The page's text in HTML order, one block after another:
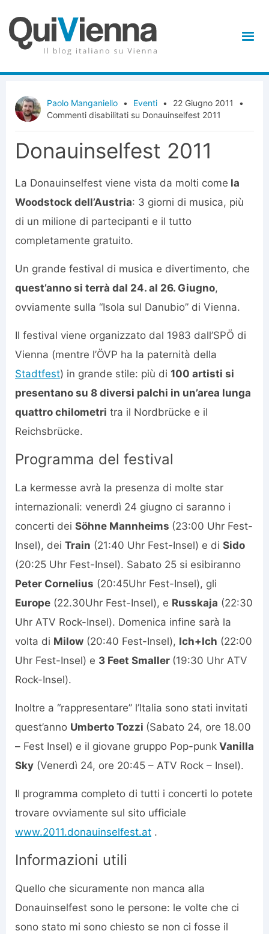
Paolo Manganiello • Eventi • 22 Giugno 2011
•
Commenti disabilitati su Donauinselfest 2011
Donauinselfest 2011
La Donauinselfest viene vista da molti come la
Woodstock dell’Austria: 3 giorni di musica, più
di un milione di partecipanti e il tutto
completamente gratuito.
Un grande festival di musica e divertimento, che
quest’anno si terrà dal 24. al 26. Giugno,
ovviamente sulla “Isola sul Danubio” di Vienna.
Il festival viene organizzato dal 1983 dall’SPÖ di
Vienna (mentre l’ÖVP ha la paternità della
Stadtfest) in grande stile: più di 100 artisti si
presentano su 8 diversi palchi in un’area lunga
quattro chilometri tra il Nordbrücke e il
Reichsbrücke.
Programma del festival
La kermesse avrà la presenza di molte star
internazionali: venerdì 24 giugno ci saranno i
concerti dei Söhne Mannheims (23:00 Uhr Fest-
Insel), dei Train (21:40 Uhr Fest-Insel) e di Sido
(20:25 Uhr Fest-Insel). Sabato 25 si esibiranno
Peter Cornelius (20:45Uhr Fest-Insel), gli
Europe (22.30Uhr Fest-Insel), e Russkaja (22:30
Uhr ATV Rock-Insel). Domenica infine sarà la
volta di Milow (20:40 Fest-Insel), Ich+Ich (22:00
Uhr Fest-Insel) e 3 Feet Smaller (19:30 Uhr ATV
Rock-Insel).
Inoltre a “rappresentare” l’Italia sono stati invitati
quest’anno Umberto Tozzi (Sabato 24, ore 18.00
– Fest Insel) e il giovane gruppo Pop-punk Vanilla
Sky (Venerdì 24, ore 20:45 – ATV Rock – Insel).
Il programma completo di tutti i concerti lo potete
trovare ovviamente sul sito ufficiale
www.2011.donauinselfest.at .
Informazioni utili
Quello che sicuramente non manca alla
Donauinselfest sono le persone: le volte che ci
sono stato mi sono chiesto se non ci fosse il